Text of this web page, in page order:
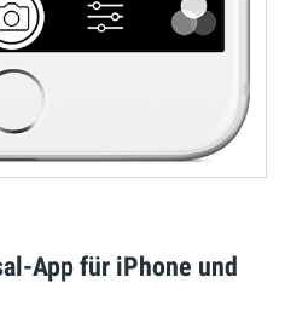
App für iPhone und